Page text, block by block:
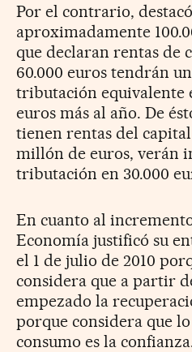
Por el contrario,
aproximadamente
que declaran rentas de
60.000 euros tendrán
tributación equivalente
euros más al año. De
tienen rentas del
millón de euros, verán
tributación en 30.000
En cuanto al
Economía justificó su
el 1 de julio de 2010
considera que a partir
empezado la
porque considera que
consumo es la